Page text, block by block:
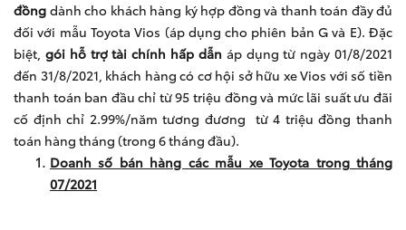
đồng dành cho khách hàng ký hợp đồng và thanh toán đầy đủ
đối với mẫu Toyota Vios (áp dụng cho phiên bản G và E). Đặc
biệt, gói hỗ trợ tài chính hấp dẫnáp dụng từ ngày 01/8/2021
đến 31/8/2021, khách hàng có cơ hội sở hữu xe Vios với số tiền
thanh toán ban đầu chỉ từ 95 triệu đồng và mức lãi suất ưu đãi
cố định chỉ 2.99%/năm tương đương từ 4 triệu đồng thanh
toán hàng tháng (trong 6 tháng đầu).
Doanh số bán hàng các mẫu xe Toyota trong tháng
07/2021